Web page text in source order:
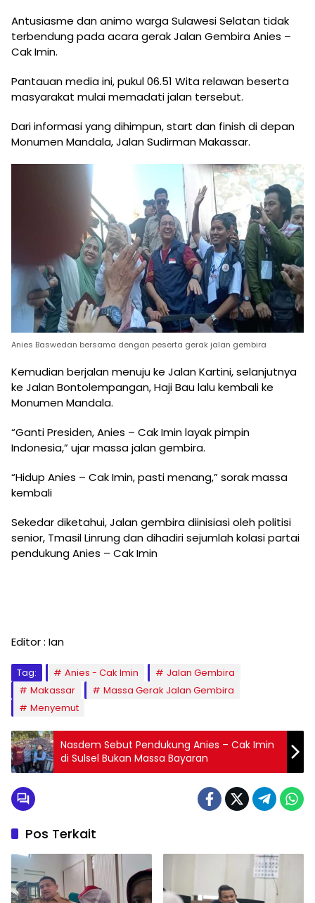
Antusiasme dan animo warga Sulawesi Selatan tidak
terbendung pada acara gerak Jalan Gembira Anies –
Cak Imin.
Pantauan media ini, pukul 06.51 Wita relawan beserta
masyarakat mulai memadati jalan tersebut.
Dari informasi yang dihimpun, start dan finish di depan
Monumen Mandala, Jalan Sudirman Makassar.
Anies Baswedan bersama dengan peserta gerak jalan gembira
Kemudian berjalan menuju ke Jalan Kartini, selanjutnya
ke Jalan Bontolempangan, Haji Bau lalu kembali ke
Monumen Mandala.
“Ganti Presiden, Anies – Cak Imin layak pimpin
Indonesia,” ujar massa jalan gembira.
“Hidup Anies – Cak Imin, pasti menang,” sorak massa
kembali
Sekedar diketahui, Jalan gembira diinisiasi oleh politisi
senior, Tmasil Linrung dan dihadiri sejumlah kolasi partai
pendukung Anies – Cak Imin
Editor : Ian
Tag: Anies - Cak Imin
Jalan Gembira
Makassar
Massa Gerak Jalan Gembira
Menyemut
Nasdem Sebut Pendukung Anies – Cak Imin
di Sulsel Bukan Massa Bayaran
Pos Terkait